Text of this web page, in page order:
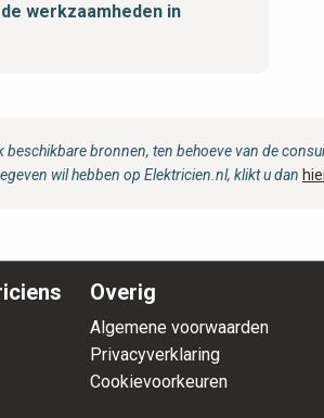
werkzaamheden in
bronnen, ten behoeve van de
wil hebben op Elektricien.nl, klikt u dan
Overig
Algemene voorwaarden
Privacyverklaring
Cookievoorkeuren